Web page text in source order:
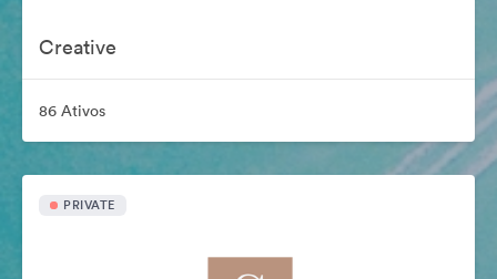
Creative
86 Ativos
PRIVATE